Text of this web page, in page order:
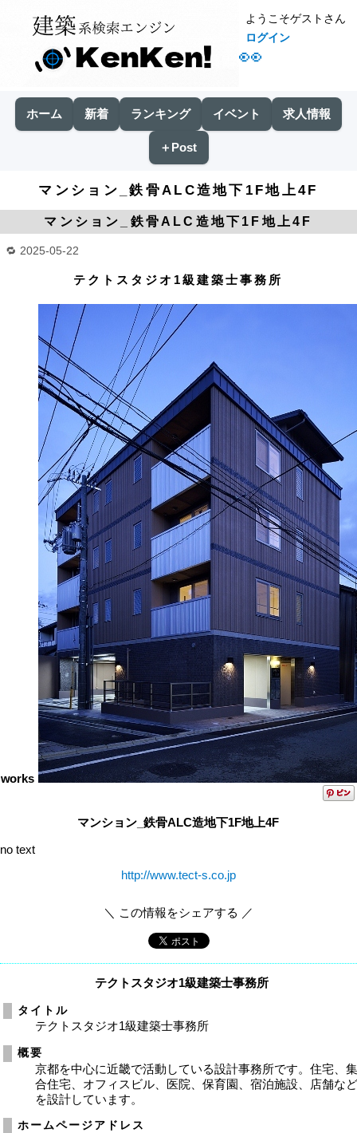
👀
ようこそゲストさん
ログイン
ホーム 新着 ランキング イベント 求人情報
＋Post
マンション_鉄骨ALC造地下1F地上4F
マンション_鉄骨ALC造地下1F地上4F
2025-05-22
テクトスタジオ1級建築士事務所
works
マンション_鉄骨ALC造地下1F地上4F
no text
http://www.tect-s.co.jp
＼ この情報をシェアする ／
テクトスタジオ1級建築士事務所
タイトル
テクトスタジオ1級建築士事務所
概要
京都を中心に近畿で活動している設計事務所です。住宅、
合住宅、オフィスビル、医院、保育園、宿泊施設、店舗な
を設計しています。
ホームページアドレス